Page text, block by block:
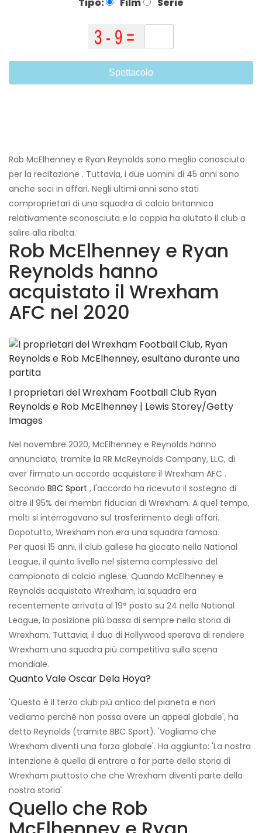
Tipo: Film Serie
Spettacolo
Rob McElhenney e Ryan Reynolds sono meglio conosciuto
per la recitazione . Tuttavia, i due uomini di 45 anni sono
anche soci in affari. Negli ultimi anni sono stati
comproprietari di una squadra di calcio britannica
relativamente sconosciuta e la coppia ha aiutato il club a
salire alla ribalta.
Rob McElhenney e Ryan
Reynolds hanno
acquistato il Wrexham
AFC nel 2020
I proprietari del Wrexham Football Club Ryan
Reynolds e Rob McElhenney | Lewis Storey/Getty
Images
Nel novembre 2020, McElhenney e Reynolds hanno
annunciato, tramite la RR McReynolds Company, LLC, di
aver firmato un accordo acquistare il Wrexham AFC .
Secondo BBC Sport , l'accordo ha ricevuto il sostegno di
oltre il 95% dei membri fiduciari di Wrexham. A quel tempo,
molti si interrogavano sul trasferimento degli affari.
Dopotutto, Wrexham non era una squadra famosa.
Per quasi 15 anni, il club gallese ha giocato nella National
League, il quinto livello nel sistema complessivo del
campionato di calcio inglese. Quando McElhenney e
Reynolds acquistato Wrexham, la squadra era
recentemente arrivata al 19° posto su 24 nella National
League, la posizione più bassa di sempre nella storia di
Wrexham. Tuttavia, il duo di Hollywood sperava di rendere
Wrexham una squadra più competitiva sulla scena
mondiale.
Quanto Vale Oscar Dela Hoya?
'Questo è il terzo club più antico del pianeta e non
vediamo perché non possa avere un appeal globale', ha
detto Reynolds (tramite BBC Sport). 'Vogliamo che
Wrexham diventi una forza globale'. Ha aggiunto: 'La nostra
intenzione è quella di entrare a far parte della storia di
Wrexham piuttosto che che Wrexham diventi parte della
nostra storia'.
Quello che Rob